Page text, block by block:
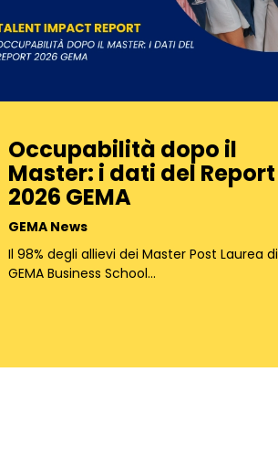
Occupabilità dopo il
Master: i dati del Report
2026 GEMA
GEMA News
Il 98% degli allievi dei Master Post Laurea di
GEMA Business School…